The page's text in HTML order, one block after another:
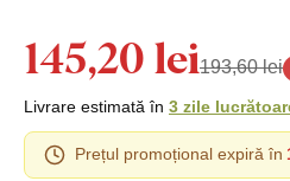
145,20 lei193,60 lei
Livrare estimată în 3 zile
Prețul promoțional expiră în